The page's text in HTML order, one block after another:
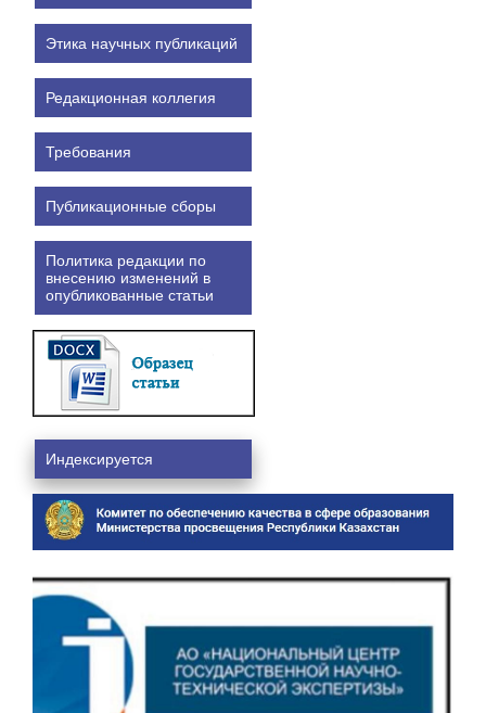
Этика научных публикаций
Редакционная коллегия
Требования
Публикационные сборы
Политика редакции по
внесению изменений в
опубликованные статьи
Индексируется